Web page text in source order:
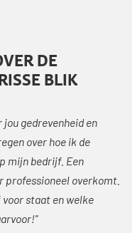
DE
BLIK
jou gedrevenheid en
over hoe ik de
mijn bedrijf. Een
professioneel overkomt.
staat en welke